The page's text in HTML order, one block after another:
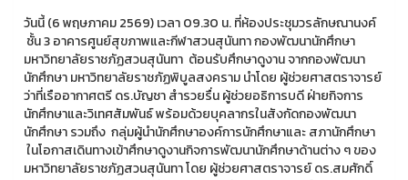
วันนี้ (6 พฤษภาคม 2569) เวลา 09.30 น. ที่ห้องประชุมวรลักษณานงค์
ชั้น 3 อาคารศูนย์สุขภาพและกีฬาสวนสุนันทา กองพัฒนานักศึกษา
มหาวิทยาลัยราชภัฏสวนสุนันทา ต้อนรับศึกษาดูงาน จากกองพัฒนา
นักศึกษา มหาวิทยาลัยราชภัฏพิบูลสงคราม นำโดย ผู้ช่วยศาสตราจารย์
ว่าที่เรืออากาศตรี ดร.บัญชา สำรวยรื่น ผู้ช่วยอธิการบดี ฝ่ายกิจการ
นักศึกษาและวิเทศสัมพันธ์ พร้อมด้วยบุคลากรในสังกัดกองพัฒนา
นักศึกษา รวมถึง กลุ่มผู้นำนักศึกษาองค์การนักศึกษาและ สภานักศึกษา
ในโอกาสเดินทางเข้าศึกษาดูงานกิจการพัฒนานักศึกษาด้านต่าง ๆ ของ
มหาวิทยาลัยราชภัฏสวนสุนันทา โดย ผู้ช่วยศาสตราจารย์ ดร.สมศักดิ์